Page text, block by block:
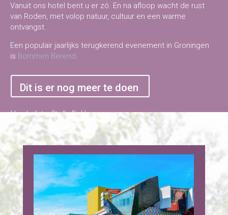
Vanuit ons hotel bent u er zó. En na afloop wacht de rust
van Roden, met volop natuur, cultuur en een warme
ontvangst.
Een populair jaarlijks terugkerend evenement in Groningen
is Bommen Berend.
Dit is er nog meer te doen
Headerfoto: Stella Dekker